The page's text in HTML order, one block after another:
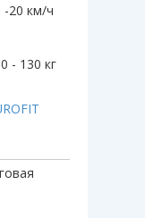
-20 км/ч
- 130 кг